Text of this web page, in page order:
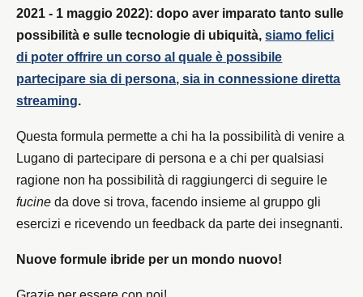
2021 - 1 maggio 2022): dopo aver imparato tanto sulle
possibilità e sulle tecnologie di ubiquità,siamo felici
di poter offrire un corso al quale è possibile
partecipare sia di persona, sia in connessione diretta
streaming.
Questa formula permette a chi ha la possibilità di venire a
Lugano di partecipare di persona e a chi per qualsiasi
ragione non ha possibilità di raggiungerci di seguire le
fucine da dove si trova, facendo insieme al gruppo gli
esercizi e ricevendo un feedback da parte dei insegnanti.‌‌‌
Nuove formule ibride per un mondo nuovo!‌‌‌‌